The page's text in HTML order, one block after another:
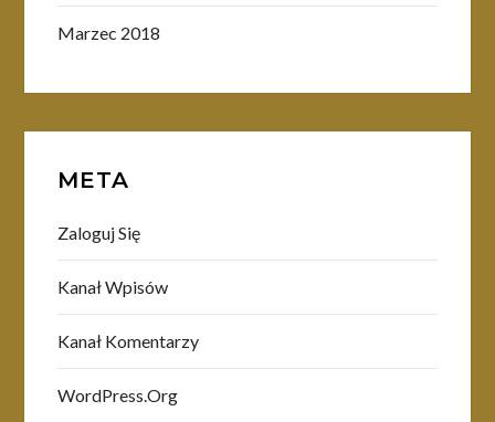
Marzec 2018
META
Zaloguj Się
Kanał Wpisów
Kanał Komentarzy
WordPress.org